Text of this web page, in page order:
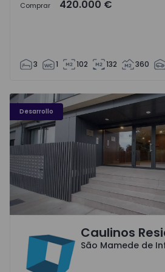
Comprar 420.000 €
3 1 102 132 360
Desarrollo
Caulinos Residence - 1
São Mamede de Infesta e
Caulinos